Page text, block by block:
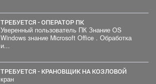
ТРЕБУЕТСЯ - ОПЕРАТОР ПК
Уверенный пользователь ПК Знание OS
Windows знание Microsoft Office . Обработка
и...
ТРЕБУЕТСЯ - КРАНОВЩИК НА КОЗЛОВОЙ
кран